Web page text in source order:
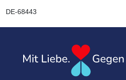
DE-68443